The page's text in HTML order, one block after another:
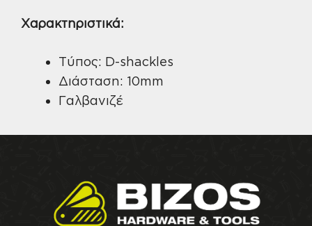
Χαρακτηριστικά:
Τύπος: D-shackles
Διάσταση: 10mm
Γαλβανιζέ